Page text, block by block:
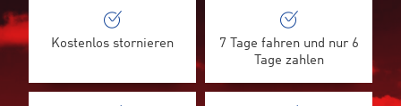
Kostenlos stornieren
7 Tage fahren und nur 6
Tage zahlen